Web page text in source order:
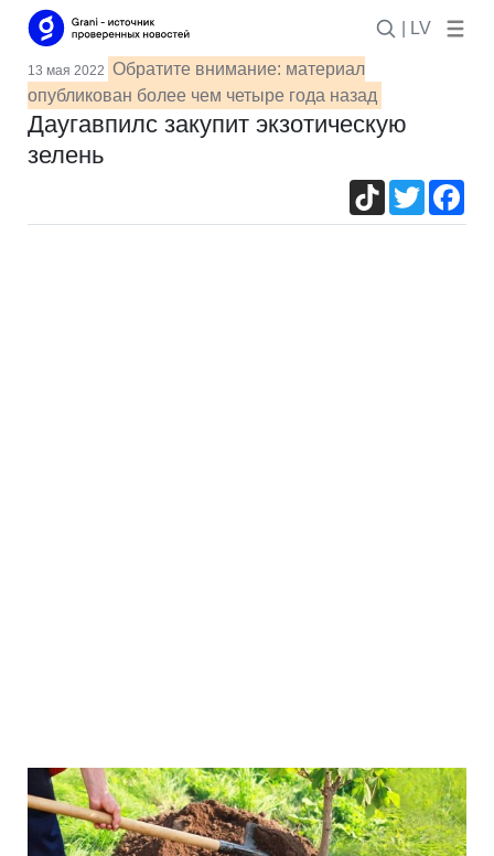
| LV
13 мая 2022 Обратите внимание: материал
опубликован более чем четыре года назад
Даугавпилс закупит экзотическую
зелень
TikTokTwitter